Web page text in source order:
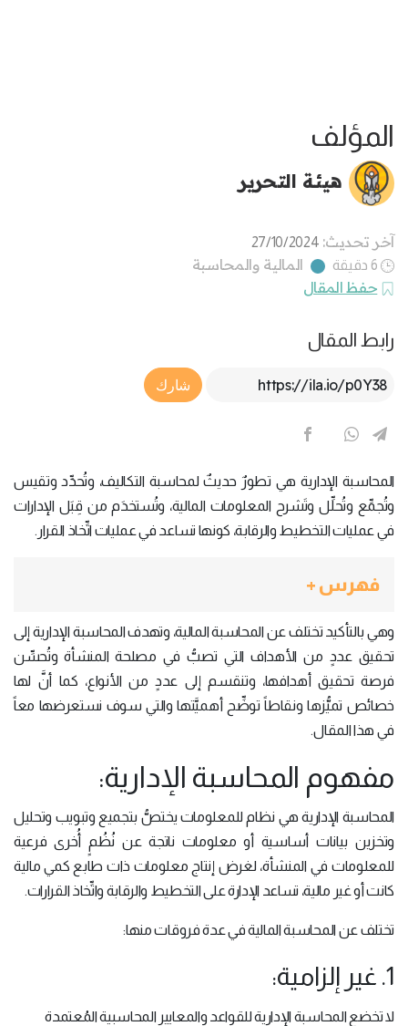
المؤلف
هيئة التحرير
آخر تحديث: 27/10/2024
6 دقيقة
المالية والمحاسبة
حفظ المقال
رابط المقال
Article Link
شارك
المحاسبة الإدارية هي تطورٌ حديثٌ لمحاسبة التكاليف، وتُحدِّد وتقيس
وتُجمِّع وتُحلِّل وتَشرح المعلومات المالية، وتُستخدَم من قِبَل الإدارات
في عمليات التخطيط والرقابة، كونها تساعد في عمليات اتِّخاذ القرار.
فهرس +
وهي بالتأكيد تختلف عن المحاسبة المالية، وتهدف المحاسبة الإدارية إلى
تحقيق عددٍ من الأهداف التي تصبُّ في مصلحة المنشأة وتُحسِّن
فرصة تحقيق أهدافها، وتنقسم إلى عددٍ من الأنواع، كما أنَّ لها
خصائص تميُّزها ونقاطاً توضِّح أهميَّتها والتي سوف نستعرضها معاً
في هذا المقال.
مفهوم المحاسبة الإدارية:
المحاسبة الإدارية هي نظام للمعلومات يختصُّ بتجميع وتبويب وتحليل
وتخزين بيانات أساسية أو معلومات ناتجة عن نُظُمٍ أُخرى فرعية
للمعلومات في المنشأة، لغرض إنتاج معلومات ذات طابع كمي مالية
كانت أو غير مالية، تساعد الإدارة على التخطيط والرقابة واتِّخاذ القرارات.
تختلف عن المحاسبة المالية في عدة فروقات منها:
1. غير إلزامية:
لا تخضع المحاسبة الإدارية للقواعد والمعايير المحاسبية المُعتمدة